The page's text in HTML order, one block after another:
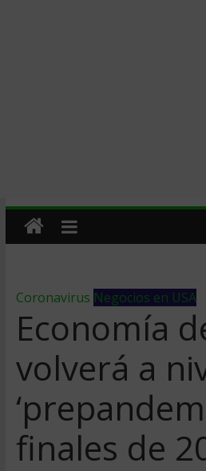
Coronavirus Negocios en USA
Economía
volverá a
finales de